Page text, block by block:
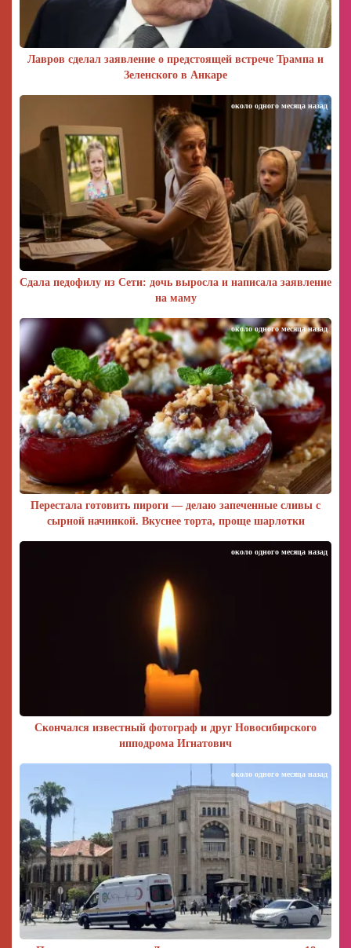
Лавров сделал заявление о предстоящей встрече Трампа и
Зеленского в Анкаре
Сдала педофилу из Сети: дочь выросла и написала заявление
на маму
около одного месяца назад
Перестала готовить пироги — делаю запеченные сливы с
сырной начинкой. Вкуснее торта, проще шарлотки
около одного месяца назад
Скончался известный фотограф и друг Новосибирского
ипподрома Игнатович
около одного месяца назад
около одного месяца назад